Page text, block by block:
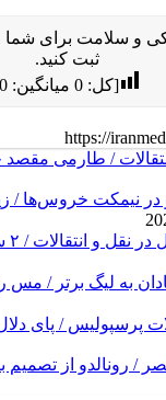
و سلامت برای شما
ثبت کنید.
[کل:0 میانگین:
https://
/ طارمی مقصد
نیمکت خروس‌ها /
به لیگ برتر / مس
پرسپولیس / پای
/ رونالدو از تصمیم